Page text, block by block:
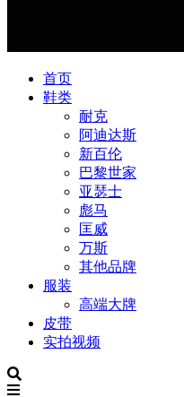
首页
鞋类
耐克
阿迪达斯
新百伦
巴黎世家
亚瑟士
彪马
匡威
万斯
其他品牌
服装
高端大牌
皮带
实拍视频